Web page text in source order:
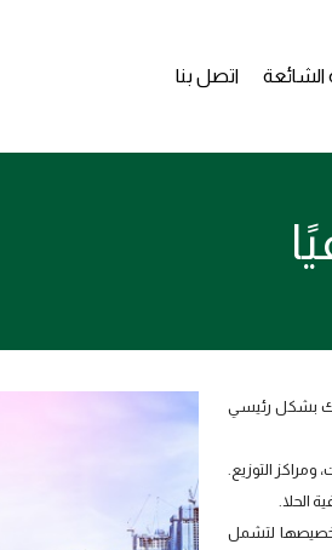
الشائعة اتصل بنا
بشكل رئيسي
التوزيع.
الحلا.
تخصيصها لتشمل